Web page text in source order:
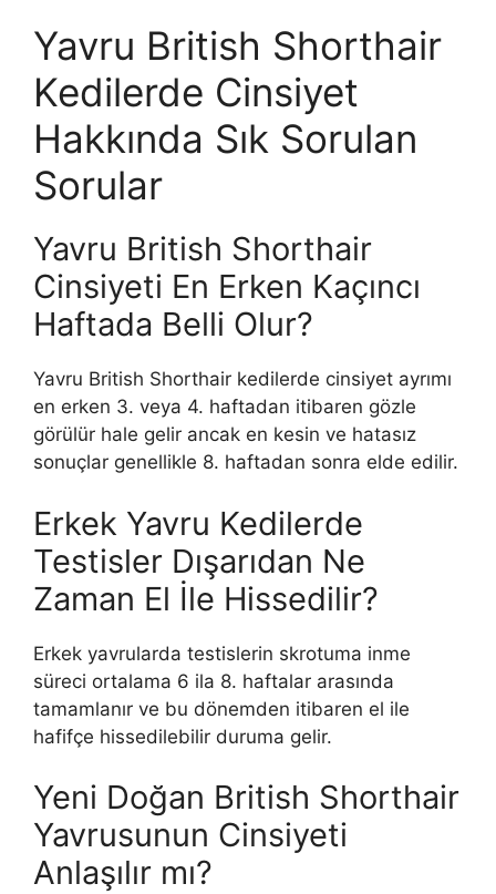
Yavru British Shorthair
Kedilerde Cinsiyet
Hakkında Sık Sorulan
Sorular
Yavru British Shorthair
Cinsiyeti En Erken Kaçıncı
Haftada Belli Olur?
Yavru British Shorthair kedilerde cinsiyet ayrımı
en erken 3. veya 4. haftadan itibaren gözle
görülür hale gelir ancak en kesin ve hatasız
sonuçlar genellikle 8. haftadan sonra elde edilir.
Erkek Yavru Kedilerde
Testisler Dışarıdan Ne
Zaman El İle Hissedilir?
Erkek yavrularda testislerin skrotuma inme
süreci ortalama 6 ila 8. haftalar arasında
tamamlanır ve bu dönemden itibaren el ile
hafifçe hissedilebilir duruma gelir.
Yeni Doğan British Shorthair
Yavrusunun Cinsiyeti
Anlaşılır mı?